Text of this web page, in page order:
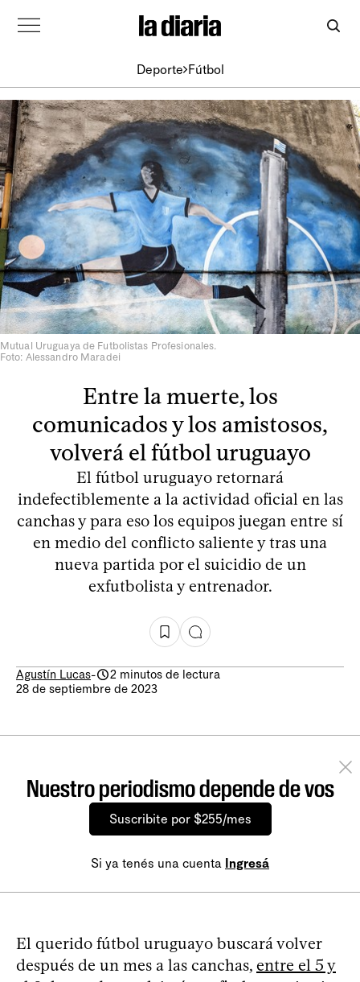
Deporte Fútbol
Mutual Uruguaya de Futbolistas Profesionales.
Foto: Alessandro Maradei
Entre la muerte, los
comunicados y los amistosos,
volverá el fútbol uruguayo
El fútbol uruguayo retornará
indefectiblemente a la actividad oficial en las
canchas y para eso los equipos juegan entre sí
en medio del conflicto saliente y tras una
nueva partida por el suicidio de un
exfutbolista y entrenador.
Agustín Lucas-
2 minutos de lectura
28 de septiembre de 2023
Nuestro periodismo depende de vos
Suscribite por $255/mes
Si ya tenés una cuenta Ingresá
El querido fútbol uruguayo buscará volver
después de un mes a las canchas, entre el 5 y